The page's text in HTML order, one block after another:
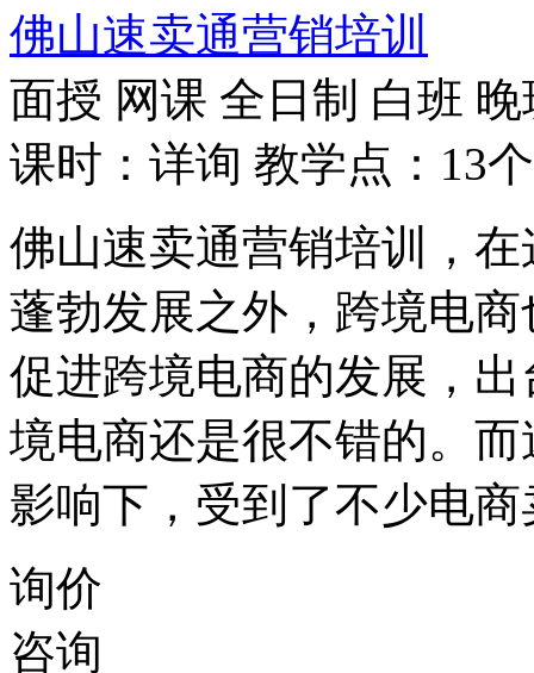
佛山速卖通营销培训
面授 网课 全日制 白班 晚
课时：详询 教学点：13个
佛山速卖通营销培训，
蓬勃发展之外，跨境电
促进跨境电商的发展，
境电商还是很不错的。
影响下，受到了不少电
询价
咨询